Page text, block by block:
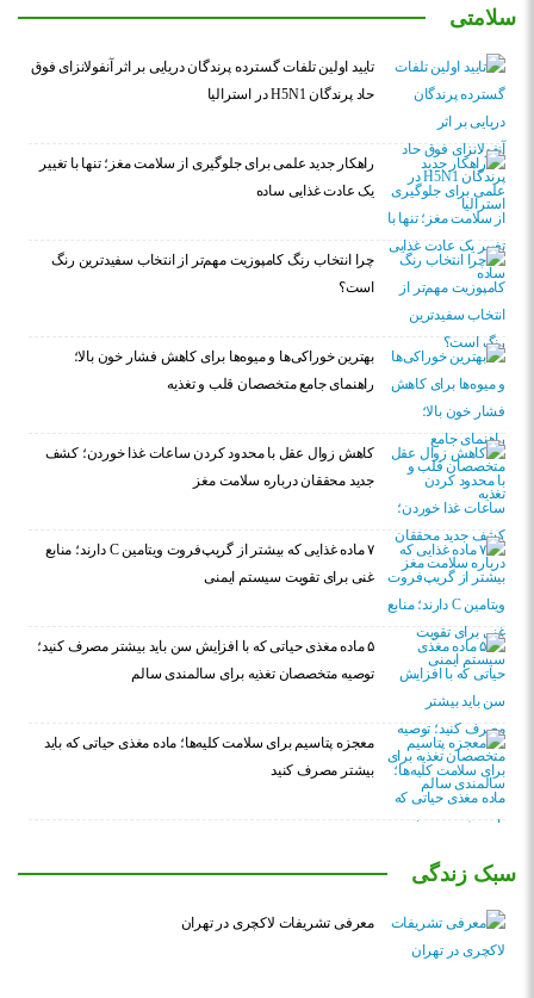
سلامتی
تایید اولین تلفات گسترده پرندگان دریایی بر اثر آنفولانزای فوق
حاد پرندگان H5N1 در استرالیا
راهکار جدید علمی برای جلوگیری از سلامت مغز؛ تنها با تغییر
یک عادت غذایی ساده
چرا انتخاب رنگ کامپوزیت مهم‌تر از انتخاب سفیدترین رنگ
است؟
بهترین خوراکی‌ها و میوه‌ها برای کاهش فشار خون بالا؛
راهنمای جامع متخصصان قلب و تغذیه
کاهش زوال عقل با محدود کردن ساعات غذا خوردن؛ کشف
جدید محققان درباره سلامت مغز
۷ ماده غذایی که بیشتر از گریپ‌فروت ویتامین C دارند؛ منابع
غنی برای تقویت سیستم ایمنی
۵ ماده مغذی حیاتی که با افزایش سن باید بیشتر مصرف کنید؛
توصیه متخصصان تغذیه برای سالمندی سالم
معجزه پتاسیم برای سلامت کلیه‌ها؛ ماده مغذی حیاتی که باید
بیشتر مصرف کنید
سبک زندگی
معرفی تشریفات لاکچری در تهران